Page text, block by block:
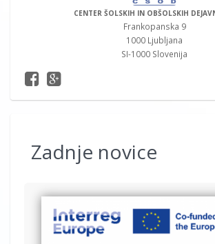
CENTER ŠOLSKIH IN OBŠOLSKIH
Frankopanska 9
1000 Ljubljana
SI-1000 Slovenija
Zadnje novice